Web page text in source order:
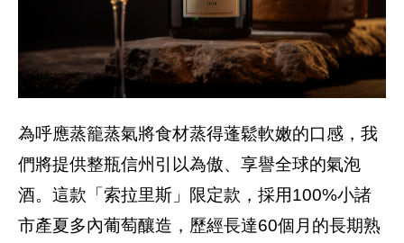
為呼應蒸籠蒸氣將食材蒸得蓬鬆軟嫩的口感，我
們將提供整瓶信州引以為傲、享譽全球的氣泡
酒。這款「索拉里斯」限定款，採用100%小諸
市產夏多內葡萄釀造，歷經長達60個月的長期熟